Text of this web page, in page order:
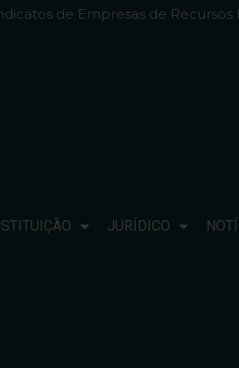
de Empresas de
JURÍDICO